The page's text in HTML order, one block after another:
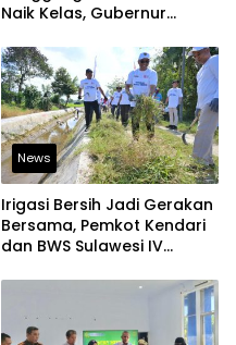
Naik Kelas, Gubernur
Tembus Pasar Ekspor
News
Irigasi Bersih Jadi Gerakan
Bersama, Pemkot Kendari
dan BWS Sulawesi IV
Pangan